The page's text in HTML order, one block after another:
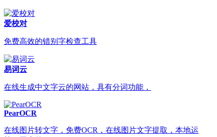
爱校对
免费高效的错别字检查工具
易词云
在线生成中文字云的网站，具有分词功能，
PearOCR
在线图片转文字，免费OCR，在线图片文字提取，本地运